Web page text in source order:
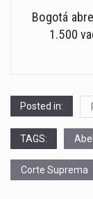
Bogotá
1.500
Posted in:
TAGS:
Corte Suprema